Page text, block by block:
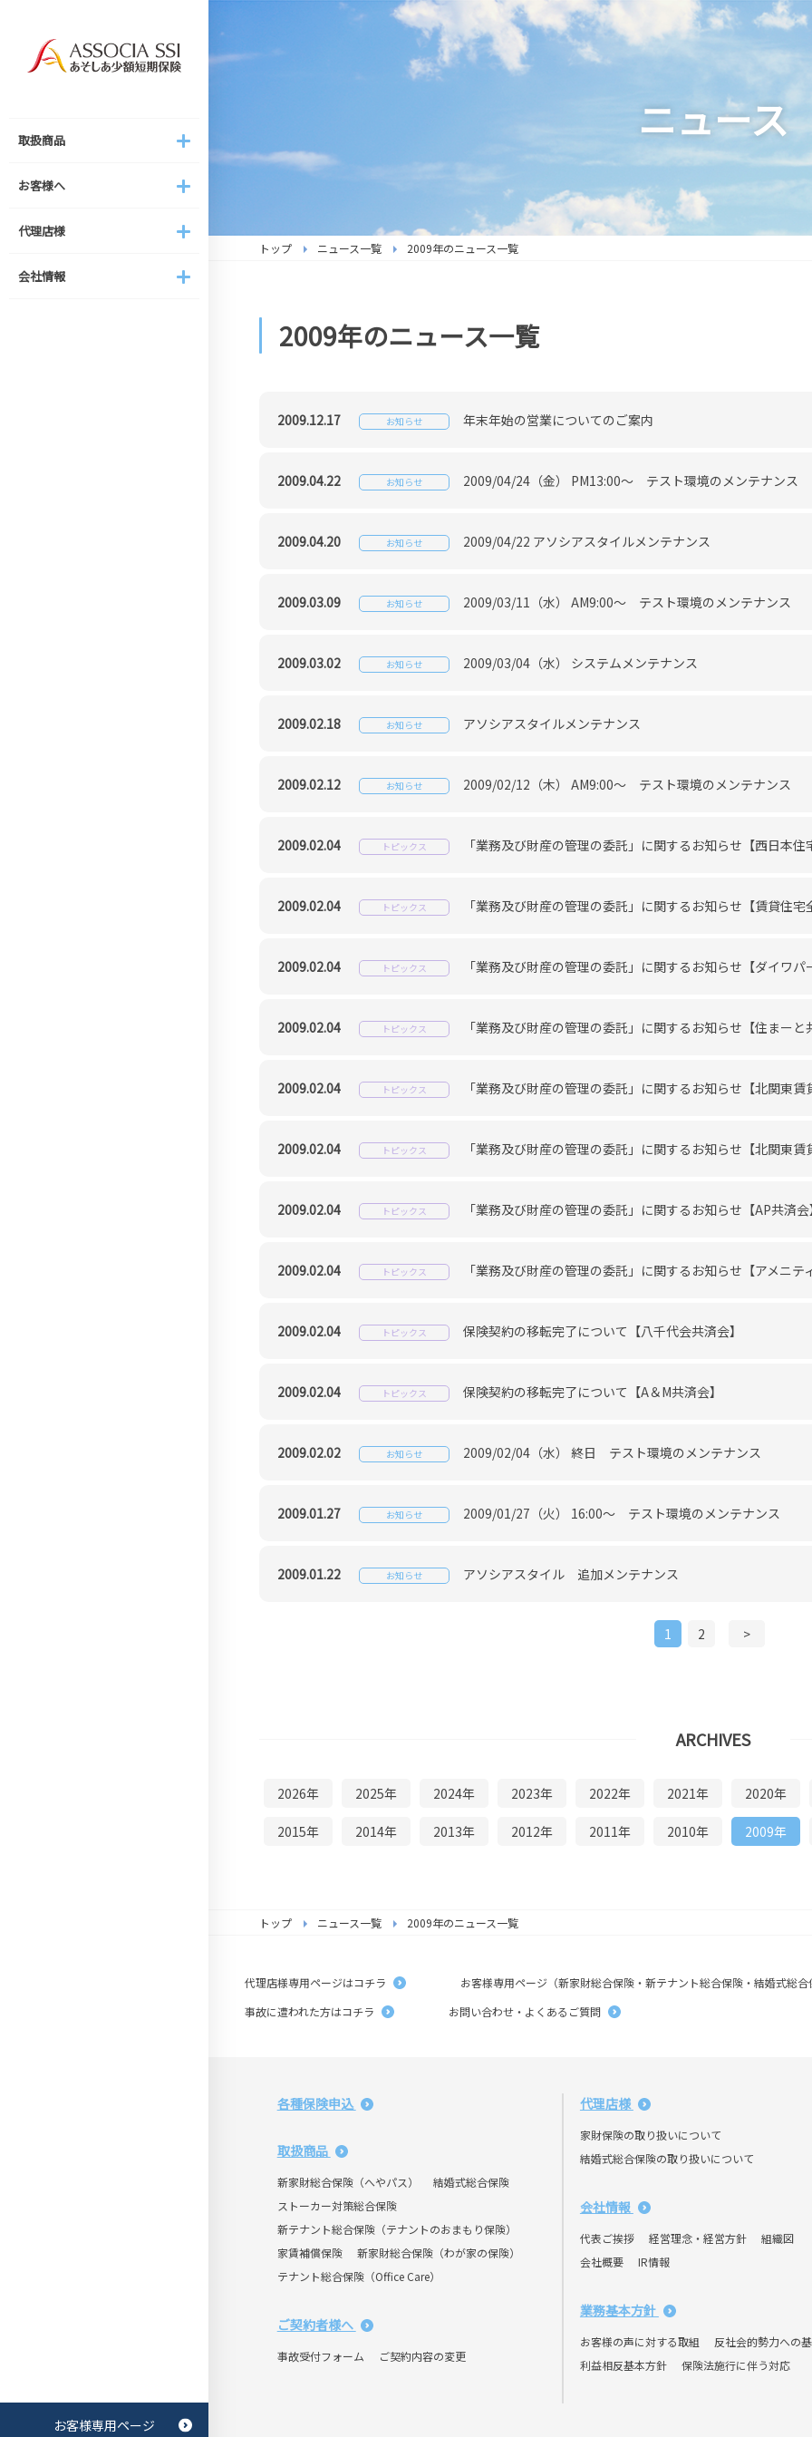
取扱商品
取扱商品
（へやパス）
結婚式総合保険
ストーカー対策総合保険
お客様へ
お客様へ
き
代理店様
代理店様
ついて
あそしあスタイル
会社情報
会社情報
会社概要
お客様専用ページ
ニュース
トップ ニュース一覧 2009年のニュース一覧
2009年のニュース一覧
2009.12.17 お知らせ 年末年始の営業についてのご案内
2009.04.22 お知らせ 2009/04/24（金） PM13:00～ テスト環境のメンテナンス
2009.04.20 お知らせ 2009/04/22 アソシアスタイルメンテナンス
2009.03.09 お知らせ 2009/03/11（水） AM9:00～ テスト環境のメンテナンス
2009.03.02 お知らせ 2009/03/04（水） システムメンテナンス
2009.02.18 お知らせ アソシアスタイルメンテナンス
2009.02.12 お知らせ 2009/02/12（木） AM9:00～ テスト環境のメンテナンス
2009.02.04 トピックス 「業務及び財産の管理の委託」に関するお知らせ【西日本住
2009.02.04 トピックス 「業務及び財産の管理の委託」に関するお知らせ【賃貸住宅
2009.02.04 トピックス 「業務及び財産の管理の委託」に関するお知らせ【ダイワパ
2009.02.04 トピックス 「業務及び財産の管理の委託」に関するお知らせ【住まーと
2009.02.04 トピックス 「業務及び財産の管理の委託」に関するお知らせ【北関東賃
2009.02.04 トピックス 「業務及び財産の管理の委託」に関するお知らせ【北関東賃
2009.02.04 トピックス 「業務及び財産の管理の委託」に関するお知らせ【AP共済会
2009.02.04 トピックス 「業務及び財産の管理の委託」に関するお知らせ【アメニテ
2009.02.04 トピックス 保険契約の移転完了について【八千代会共済会】
2009.02.04 トピックス 保険契約の移転完了について【A＆M共済会】
2009.02.02 お知らせ 2009/02/04（水） 終日 テスト環境のメンテナンス
2009.01.27 お知らせ 2009/01/27（火） 16:00～ テスト環境のメンテナンス
2009.01.22 お知らせ アソシアスタイル 追加メンテナンス
1 2 >
ARCHIVES
2026年 2025年 2024年 2023年 2022年 2021年 2020年
2015年 2014年 2013年 2012年 2011年 2010年 2009年
トップ ニュース一覧 2009年のニュース一覧
代理店様専用ページはコチラ お客様専用ページ（新家財総合保険・新テナント総合保険・結婚式総合
事故に遭われた方はコチラ
お問い合わせ・よくあるご質問
各種保険申込
取扱商品
新家財総合保険（へやパス）
結婚式総合保険
ストーカー対策総合保険
新テナント総合保険（テナントのおまもり保険）
家賃補償保険
新家財総合保険（わが家の保険）
テナント総合保険（Office Care）
ご契約者様へ
事故受付フォーム ご契約内容の変更
代理店様
家財保険の取り扱いについて
結婚式総合保険の取り扱いについて
会社情報
代表ご挨拶 経営理念・経営方針
組織図
会社概要
IR情報
業務基本方針
お客様の声に対する取組
反社会的勢力への
利益相反基本方針
保険法施行に伴う対応